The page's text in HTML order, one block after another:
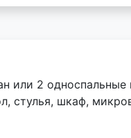
или 2
стулья, шкаф,